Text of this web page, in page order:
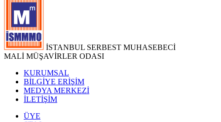
İSTANBUL SERBEST MUHASEBECİ
MALİ MÜŞAVİRLER ODASI
KURUMSAL
BİLGİYE ERİŞİM
MEDYA MERKEZİ
İLETİŞİM
ÜYE